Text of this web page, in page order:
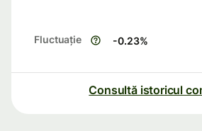
Fluctuație -0.23%
Consultă istoricul